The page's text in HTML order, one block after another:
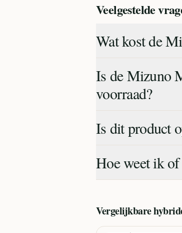
Veelgestelde
Wat kost de
Is de Mizuno
voorraad?
Is dit product
Hoe weet ik
Vergelijkbare